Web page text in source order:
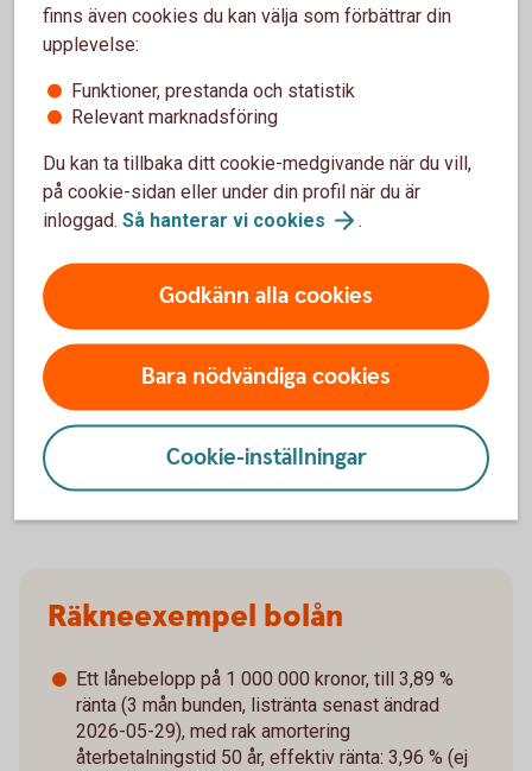
Bolån ung – mer än bara låååg
ränta
Med Bolån ung får du som är 18–35 år lägre ränta
och smarta förmåner som gör bostadsresan enklare
och tryggare.
Erbjudandet gäller till den 30 september 2026 och
går inte att kombinera med andra erbjudanden.
Här kan du läsa mer omerbjudandet
Räkneexempel bolån
Ett lånebelopp på 1 000 000 kronor, till 3,89 %
ränta (3 mån bunden, listränta senast ändrad
2026-05-29), med rak amortering
återbetalningstid 50 år, effektiv ränta: 3,96 % (ej
finns även cookies du kan välja som förbättrar din
upplevelse:
Funktioner, prestanda och statistik
Relevant marknadsföring
Du kan ta tillbaka ditt cookie-medgivande när du vill,
på cookie-sidan eller under din profil när du är
inloggad. Så hanterar vi cookies .
Godkänn alla cookies
Bara nödvändiga cookies
Cookie-inställningar